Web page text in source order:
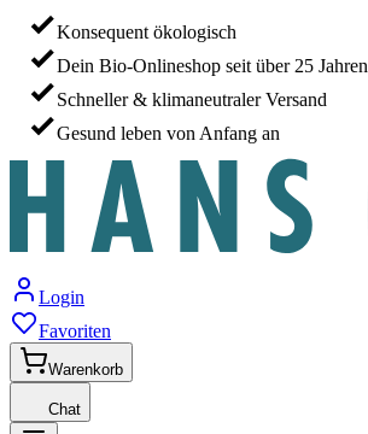
Konsequent ökologisch
Dein Bio-Onlineshop seit über 25 Jahren
Schneller & klimaneutraler Versand
Gesund leben von Anfang an
Login
Favoriten
Warenkorb
Chat